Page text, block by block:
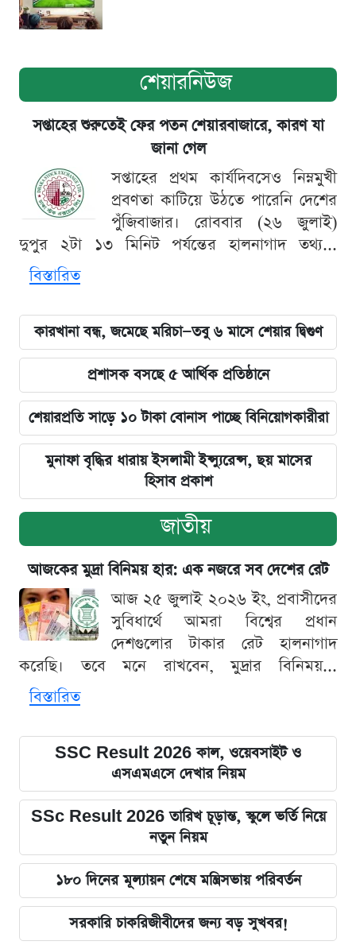
শেয়ারনিউজ
সপ্তাহের শুরুতেই ফের পতন শেয়ারবাজারে, কারণ যা
জানা গেল
সপ্তাহের প্রথম কার্যদিবসেও নিম্নমুখী
প্রবণতা কাটিয়ে উঠতে পারেনি দেশের
পুঁজিবাজার। রোববার (২৬ জুলাই)
দুপুর ২টা ১৩ মিনিট পর্যন্তের হালনাগাদ তথ্য...
বিস্তারিত
কারখানা বন্ধ, জমেছে মরিচা—তবু ৬ মাসে শেয়ার দ্বিগুণ
প্রশাসক বসছে ৫ আর্থিক প্রতিষ্ঠানে
শেয়ারপ্রতি সাড়ে ১০ টাকা বোনাস পাচ্ছে বিনিয়োগকারীরা
মুনাফা বৃদ্ধির ধারায় ইসলামী ইন্স্যুরেন্স, ছয় মাসের
হিসাব প্রকাশ
জাতীয়
আজকের মুদ্রা বিনিময় হার: এক নজরে সব দেশের রেট
আজ ২৫ জুলাই ২০২৬ ইং, প্রবাসীদের
সুবিধার্থে আমরা বিশ্বের প্রধান
দেশগুলোর টাকার রেট হালনাগাদ
করেছি। তবে মনে রাখবেন, মুদ্রার বিনিময়...
বিস্তারিত
SSC Result 2026 কাল, ওয়েবসাইট ও
এসএমএসে দেখার নিয়ম
SSc Result 2026 তারিখ চূড়ান্ত, স্কুলে ভর্তি নিয়ে
নতুন নিয়ম
১৮০ দিনের মূল্যায়ন শেষে মন্ত্রিসভায় পরিবর্তন
সরকারি চাকরিজীবীদের জন্য বড় সুখবর!